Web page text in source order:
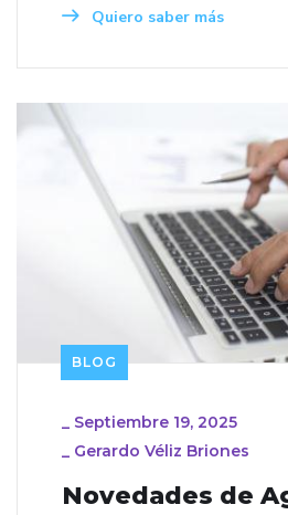
Quiero saber más
BLOG
_ Septiembre 19, 2025
_ Gerardo Véliz Briones
Novedades de